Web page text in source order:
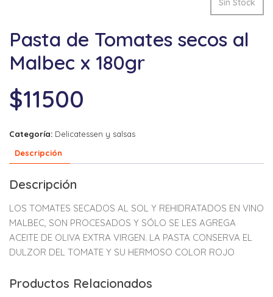
Sin Stock
Pasta de Tomates secos al
Malbec x 180gr
$11500
Categoría: Delicatessen y salsas
Descripción
Descripción
LOS TOMATES SECADOS AL SOL Y REHIDRATADOS EN VINO
MALBEC, SON PROCESADOS Y SÓLO SE LES AGREGA
ACEITE DE OLIVA EXTRA VIRGEN. LA PASTA CONSERVA EL
DULZOR DEL TOMATE Y SU HERMOSO COLOR ROJO
Productos Relacionados